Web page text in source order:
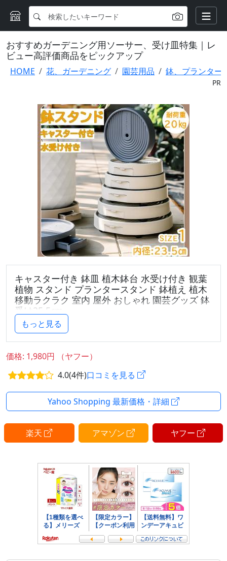
おすすめガーデニング用ソーサー、受け皿特集｜レ
ビュー高評価商品をピックアップ
HOME 花、ガーデニング 園芸用品 鉢、プランター
PR
キャスター付き 鉢皿 植木鉢台 水受け付き 観葉
植物 スタンド プランタースタンド 鉢植え 植木
移動ラクラク 室内 屋外 おしゃれ 園芸グッズ 鉢
受け25.5cm
サイズ 内径：23.5cm
重さ 約480g
材質 PP
商品の特徴 【移動ラクラク】隠しキャスター付きで
【水汚れ防止】外せる水受けトレーで床が濡れない！
【通気性】凹凸設計で空気の流れを確保、根腐れ防止
【掃除簡単】水受けは取り外して洗える！衛生的
【おしゃれ】インテリアに馴染むシンプルデザイン
もっと見る
価格: 1,980円 （ヤフー）
4.0(4件)口コミを見る
Yahoo Shopping 最新価格・詳細
楽天 アマゾン ヤフー